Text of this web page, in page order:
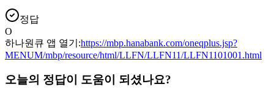
정답
O
하나원큐 앱 열기:https://mbp.hanabank.com/oneqplus.jsp?
MENUM/mbp/resource/html/LLFN/LLFN11/LLFN1101001.html
오늘의 정답이 도움이 되셨나요?